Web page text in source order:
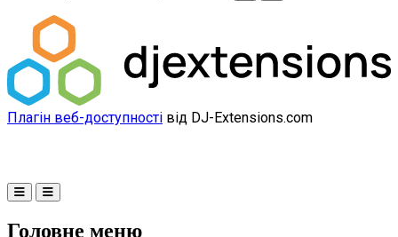
Плагін веб-доступності від DJ-Extensions.com
Головне меню